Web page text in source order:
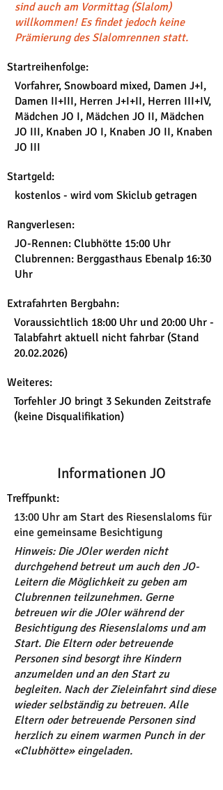
sind auch am Vormittag (Slalom)
willkommen! Es findet jedoch keine
Prämierung des Slalomrennen statt.
Startreihenfolge:
Vorfahrer, Snowboard mixed, Damen J+I,
Damen II+III, Herren J+I+II, Herren III+IV,
Mädchen JO I, Mädchen JO II, Mädchen
JO III, Knaben JO I, Knaben JO II, Knaben
JO III
Startgeld:
kostenlos - wird vom Skiclub getragen
Rangverlesen:
JO-Rennen: Clubhötte 15:00 Uhr
Clubrennen: Berggasthaus Ebenalp 16:30
Uhr
Extrafahrten Bergbahn:
Voraussichtlich 18:00 Uhr und 20:00 Uhr -
Talabfahrt aktuell nicht fahrbar (Stand
20.02.2026)
Weiteres:
Torfehler JO bringt 3 Sekunden Zeitstrafe
(keine Disqualifikation)
Informationen JO
Treffpunkt:
13:00 Uhr am Start des Riesenslaloms für
eine gemeinsame Besichtigung
Hinweis: Die JOler werden nicht
durchgehend betreut um auch den JO-
Leitern die Möglichkeit zu geben am
Clubrennen teilzunehmen. Gerne
betreuen wir die JOler während der
Besichtigung des Riesenslaloms und am
Start. Die Eltern oder betreuende
Personen sind besorgt ihre Kindern
anzumelden und an den Start zu
begleiten. Nach der Zieleinfahrt sind diese
wieder selbständig zu betreuen. Alle
Eltern oder betreuende Personen sind
herzlich zu einem warmen Punch in der
«Clubhötte» eingeladen.